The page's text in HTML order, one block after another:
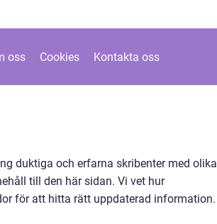
oss Cookies Kontakta oss
duktiga och erfarna skribenter med olika
till den här sidan. Vi vet hur
för att hitta rätt uppdaterad information.